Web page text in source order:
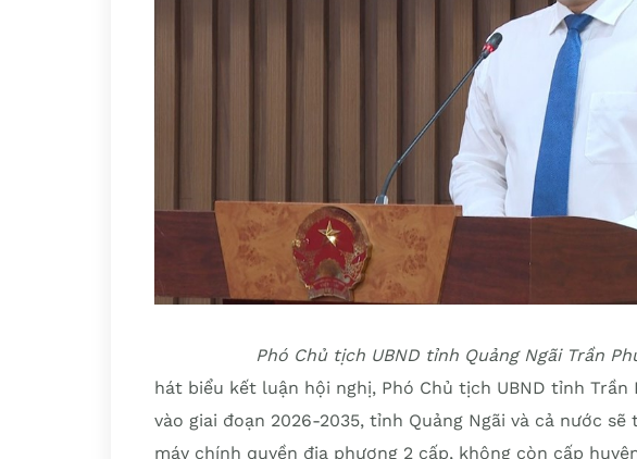
Phó Chủ tịch UBND tỉnh Quảng Ngãi Trần
hát biểu kết luận hội nghị, Phó Chủ tịch UBND tỉnh Trần
vào giai đoạn 2026-2035, tỉnh Quảng Ngãi và cả nước
máy chính quyền địa phương 2 cấp, không còn cấp